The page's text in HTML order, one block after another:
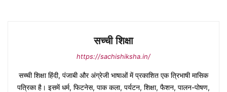
सच्ची शिक्षा
https://sachishiksha.in/
सच्ची शिक्षा हिंदी, पंजाबी और अंग्रेजी भाषाओं में प्रकाशित एक त्रिभाषी मासिक
पत्रिका है। इसमें धर्म, फिटनेस, पाक कला, पर्यटन, शिक्षा, फैशन, पालन-पोषण,